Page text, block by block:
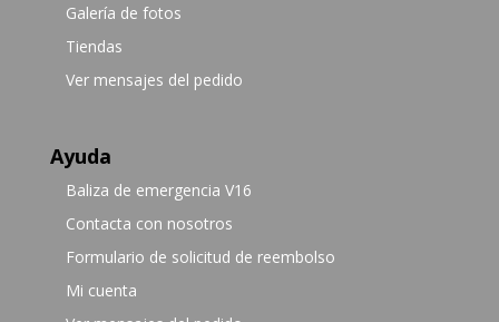
Galería de fotos
Tiendas
Ver mensajes del pedido
Ayuda
Baliza de emergencia V16
Contacta con nosotros
Formulario de solicitud de reembolso
Mi cuenta